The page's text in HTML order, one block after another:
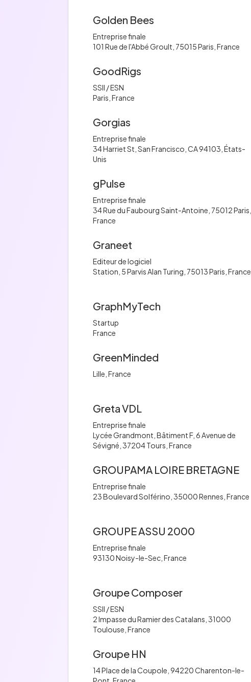
Golden Bees
Entreprise finale
101 Rue de l'Abbé Groult, 75015 Paris, France
GoodRigs
SSII / ESN
Paris, France
Gorgias
Entreprise finale
34 Harriet St, San Francisco, CA 94103, États-
Unis
gPulse
Entreprise finale
34 Rue du Faubourg Saint-Antoine, 75012 Paris,
France
Graneet
Editeur de logiciel
Station, 5 Parvis Alan Turing, 75013 Paris, France
GraphMyTech
Startup
France
GreenMinded
Lille, France
Greta VDL
Entreprise finale
Lycée Grandmont, Bâtiment F, 6 Avenue de
Sévigné, 37204 Tours, France
GROUPAMA LOIRE BRETAGNE
Entreprise finale
23 Boulevard Solférino, 35000 Rennes, France
GROUPE ASSU 2000
Entreprise finale
93130 Noisy-le-Sec, France
Groupe Composer
SSII / ESN
2 Impasse du Ramier des Catalans, 31000
Toulouse, France
Groupe HN
14 Place de la Coupole, 94220 Charenton-le-